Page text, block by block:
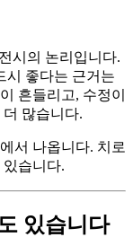
시의 논리입니다.
시 좋다는 근거는
흔들리고, 수정이
많습니다.
서 나옵니다. 치로
습니다.
있습니다